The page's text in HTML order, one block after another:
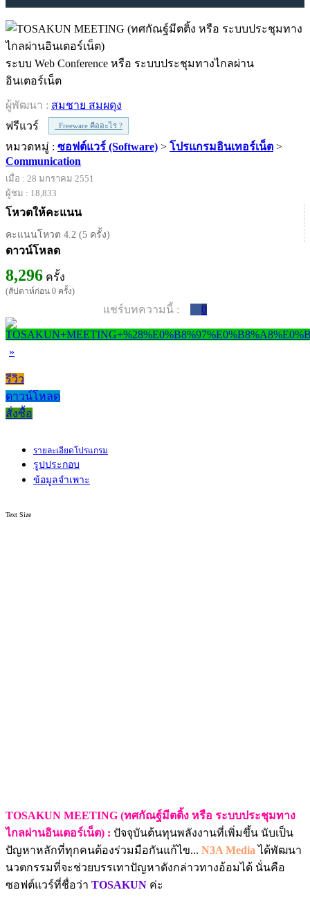
ระบบ Web Conference หรือ ระบบประชุมทางไกลผ่าน
อินเตอร์เน็ต
ผู้พัฒนา : สมชาย สมผดุง
ฟรีแวร์
Freeware คืออะไร ?
หมวดหมู่ : ซอฟต์แวร์ (Software) > โปรแกรมอินเทอร์เน็ต >
Communication
เมื่อ : 28 มกราคม 2551
ผู้ชม : 18,833
โหวตให้คะแนน
คะแนนโหวต 4.2 (5 ครั้ง)
ดาวน์โหลด
8,296 ครั้ง
(สัปดาห์ก่อน 0 ครั้ง)
แชร์บทความนี้ : 0
»
รีวิว
ดาวน์โหลด
สั่งซื้อ
รายละเอียดโปรแกรม
รูปประกอบ
ข้อมูลจำเพาะ
Text Size
TOSAKUN MEETING (ทศกัณฐ์มีตติ้ง หรือ ระบบประชุมทาง
ไกลผ่านอินเตอร์เน็ต) : ปัจจุบันต้นทุนพลังงานที่เพิ่มขึ้น นับเป็น
ปัญหาหลักที่ทุกคนต้องร่วมมือกันแก้ไข... N3A Media ได้พัฒนา
นวตกรรมที่จะช่วยบรรเทาปัญหาดังกล่าวทางอ้อมได้ นั่นคือ
ซอฟต์แวร์ที่ชื่อว่า TOSAKUN ค่ะ